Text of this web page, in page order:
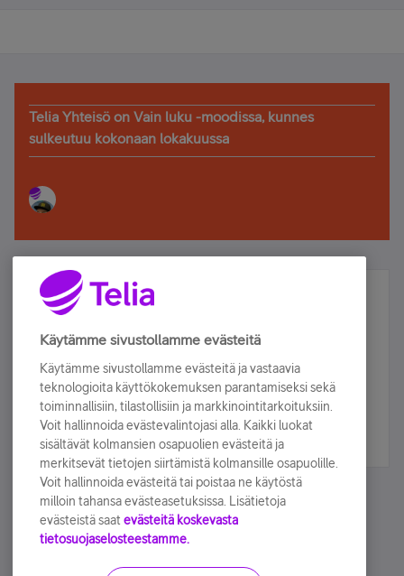
Telia Yhteisö on Vain luku -moodissa, kunnes
sulkeutuu kokonaan lokakuussa
Älä jää paitsi – osallistu ja voita!
Tilaa Telian uutiskirje ja olet mukana arvonnassa.
sähköpostiisi.
Tilaa nyt
Käytämme sivustollamme evästeitä
Käytämme sivustollamme evästeitä ja vastaavia
teknologioita käyttökokemuksen parantamiseksi sekä
toiminnallisiin, tilastollisiin ja markkinointitarkoituksiin.
Voit hallinnoida evästevalintojasi alla. Kaikki luokat
sisältävät kolmansien osapuolien evästeitä ja
merkitsevät tietojen siirtämistä kolmansille osapuolille.
Voit hallinnoida evästeitä tai poistaa ne käytöstä
milloin tahansa evästeasetuksissa. Lisätietoja
evästeistä saat evästeitä koskevasta
tietosuojaselosteestamme.